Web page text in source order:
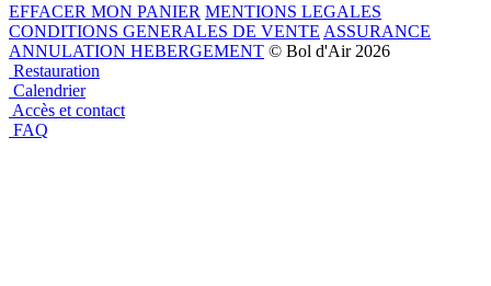
EFFACER MON PANIER MENTIONS LEGALES
CONDITIONS GENERALES DE VENTE ASSURANCE
ANNULATION HEBERGEMENT © Bol d'Air 2026
Restauration
Calendrier
Accès et contact
FAQ